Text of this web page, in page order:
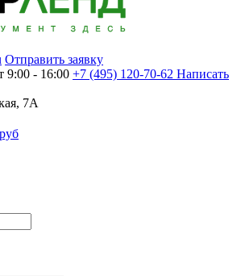
Отправить заявку
9:00 - 16:00 +7 (495) 120-70-62 Написать
7А